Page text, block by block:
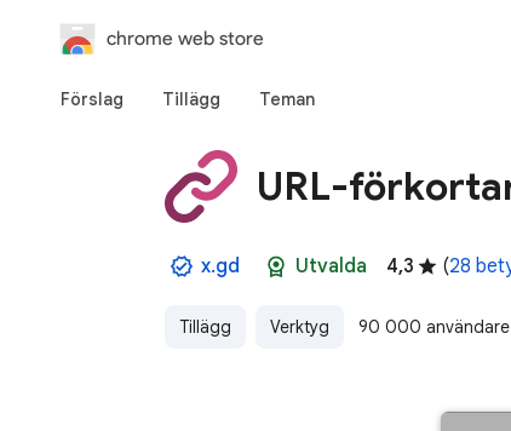
chrome web store
Förslag Tillägg Teman
URL-
x.gd Utvalda 4,3 (28
Tillägg Verktyg 90 000 användare